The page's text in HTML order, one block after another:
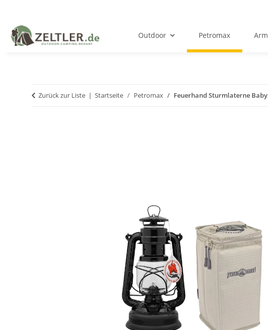
Outdoor Petromax
Zurück zur Liste Startseite Petromax Feuerhand Sturmlaterne